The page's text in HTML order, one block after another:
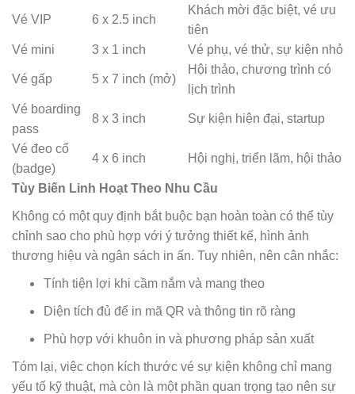
Vé VIP 6 x 2.5 inch
Khách mời đặc biệt, vé ưu
tiên
Vé mini
3 x 1 inch Vé phụ, vé thử, sự kiện nhỏ
Vé gấp 5 x 7 inch (mở)
Hội thảo, chương trình có
lịch trình
Vé boarding
pass
8 x 3 inch Sự kiện hiện đại, startup
Vé đeo cổ
(badge)
4 x 6 inch Hội nghị, triển lãm, hội thảo
Tùy Biến Linh Hoạt Theo Nhu Cầu
Không có một quy định bắt buộc bạn hoàn toàn có thể tùy
chỉnh sao cho phù hợp với ý tưởng thiết kế, hình ảnh
thương hiệu và ngân sách in ấn. Tuy nhiên, nên cân nhắc:
Tính tiện lợi khi cầm nắm và mang theo
Diện tích đủ để in mã QR và thông tin rõ ràng
Phù hợp với khuôn in và phương pháp sản xuất
Tóm lại, việc chọn kích thước vé sự kiện không chỉ mang
yếu tố kỹ thuật, mà còn là một phần quan trọng tạo nên sự